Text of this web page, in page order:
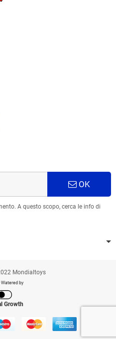
OK
A questo scopo, cerca le info di
Mondialtoys
by
Growth